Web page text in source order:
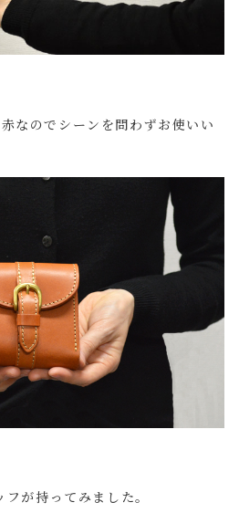
カートに入れる
カートに入れる
なのでシーンを問わずお使いい
が持ってみました。